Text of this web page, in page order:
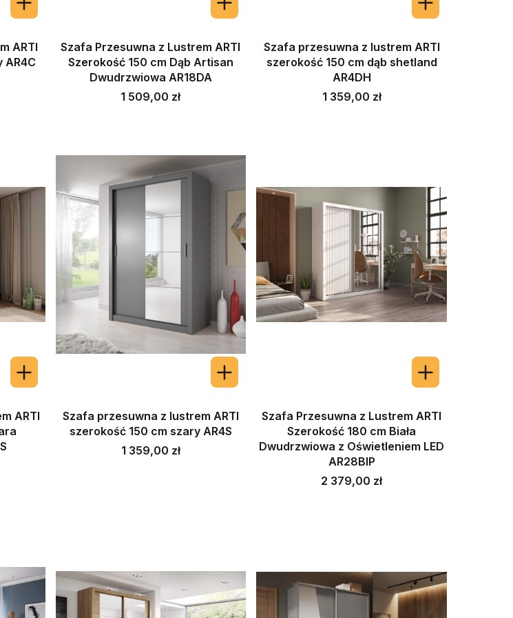
ARTI
AR4C
Szafa Przesuwna z Lustrem ARTI
Szerokość 150 cm Dąb Artisan
Dwudrzwiowa AR18DA
Cena
1 509,00 zł
Szafa przesuwna z lustrem ARTI
szerokość 150 cm dąb shetland
AR4DH
Cena
1 359,00 zł
ARTI
Szafa przesuwna z lustrem ARTI
szerokość 150 cm szary AR4S
Cena
1 359,00 zł
Szafa Przesuwna z Lustrem ARTI
Szerokość 180 cm Biała
Dwudrzwiowa z Oświetleniem LED
AR28BIP
Cena
2 379,00 zł